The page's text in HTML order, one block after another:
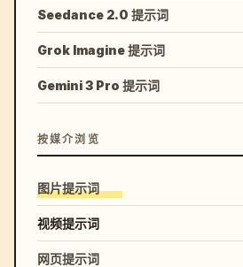
Seedance 2.0 提示词
Grok Imagine 提示词
Gemini 3 Pro 提示词
按媒介浏览
图片提示词
视频提示词
网页提示词